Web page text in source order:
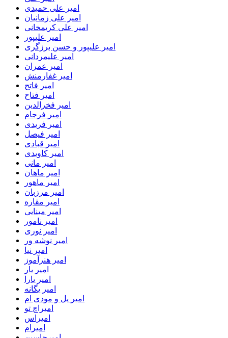
امیر علی حمیدی
امیر علی زمانیان
امیر علی کریمخانی
امیر علیپور
امیر علیپور و حسن برزگری
امیر علیمردانی
امیر عمران
امیر غفارمنش
امیر فاتح
امیر فتاح
امیر فخرالدین
امیر فرجام
امیر فریدی
امیر فیصل
امیر قبادی
امیر کاویدی
امیر مانی
امیر ماهان
امیر ماهور
امیر مرزبان
امیر مقاره
امیر مینایی
امیر نامور
امیر نوری
امیر نوشه ور
امیر نیا
امیر هنرآموز
امیر یار
امیر یارا
امیر یگانه
امیر یل و مودی ام
امیراچ تو
امیراس
امیرام